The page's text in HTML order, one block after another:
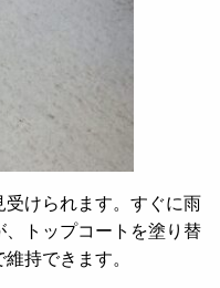
受けられます。すぐに雨
トップコートを塗り替
持できます。